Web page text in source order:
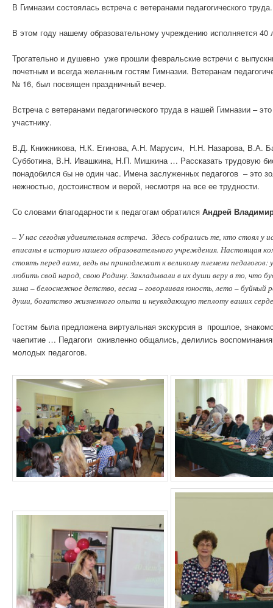
В Гимназии состоялась встреча с ветеранами педагогического труда.
В этом году нашему образовательному учреждению исполняется
Трогательно и душевно уже прошли февральские встречи с
почетным и всегда желанным гостям Гимназии. Ветеранам
№ 16, был посвящен праздничный вечер.
Встреча с ветеранами педагогического труда в нашей Гимназии –
участнику.
В.Д. Книжникова, Н.К. Егинова, А.Н. Марусич, Н.Н. Назарова, В.А.
Субботина, В.Н. Ивашкина, Н.П. Мишкина … Рассказать трудовую
понадобился бы не один час. Имена заслуженных педагогов – это
нежностью, достоинством и верой, несмотря на все ее трудности.
Со словами благодарности к педагогам обратился Андрей
– У нас сегодня удивительная встреча. Здесь собрались те, кто стоял
вписаны в историю нашего образовательного учреждения. Настоящая
стоять перед вами, ведь вы принадлежат к великому племени
любить свой народ, свою Родину. Закладывали в их души веру в то, что
зима – белоснежное детство, весна – говорливая юность, лето –
души, богатство жизненного опыта и неувядающую теплоту ваших
Гостям была предложена виртуальная экскурсия в прошлое,
чаепитие … Педагоги оживленно общались, делились
молодых педагогов.